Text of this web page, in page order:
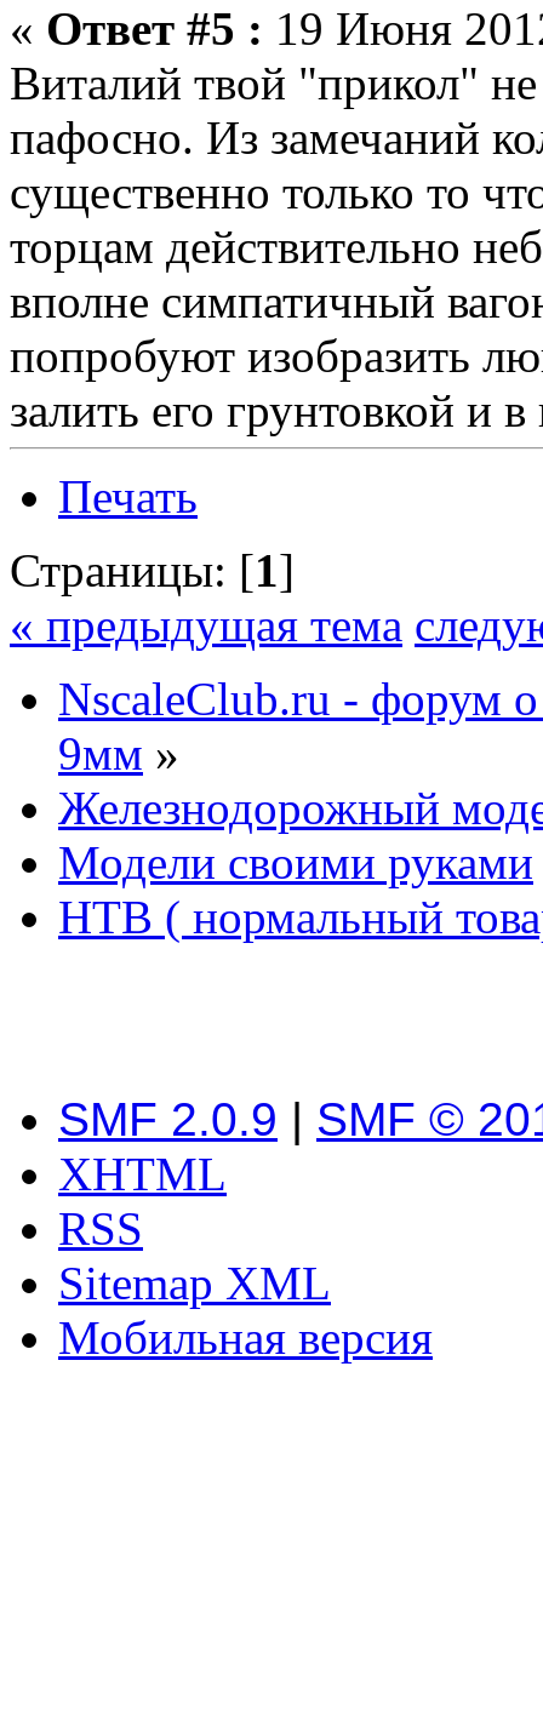
« Ответ #5 : 19 Июня
Виталий твой "прикол"
пафосно. Из замечаний
существенно только то
торцам действительно
вполне симпатичный
попробуют изобразить
залить его грунтовкой и
Печать
Страницы: [1]
« предыдущая тема
NscaleClub.ru - форум
9мм »
Железнодорожный
Модели своими руками
НТВ ( нормальный
SMF 2.0.9 | SMF ©
XHTML
RSS
Sitemap XML
Мобильная версия